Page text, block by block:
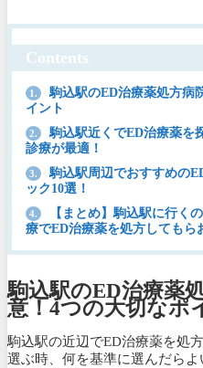
Contents
1.
駒込駅のED治療薬処方病
イント
2.
駒込駅近くでED治療薬を
診療が最適！
3.
駒込駅周辺でおすすめの
ック10選！
4.
【まとめ】駒込駅に行く
療でED治療薬を処方してもら
駒込駅のED治療薬
意！4つの大切なポ
駒込駅の近辺でED治療薬を処
選ぶ時、何を基準に選んだら